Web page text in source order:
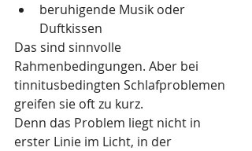
beruhigende Musik oder
Duftkissen
Das sind sinnvolle
Rahmenbedingungen. Aber bei
tinnitusbedingten Schlafproblemen
greifen sie oft zu kurz.
Denn das Problem liegt nicht in
erster Linie im Licht, in der